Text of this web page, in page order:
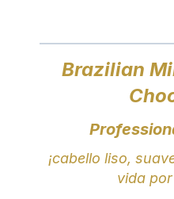
Brazilian
¡cabello liso,
vida